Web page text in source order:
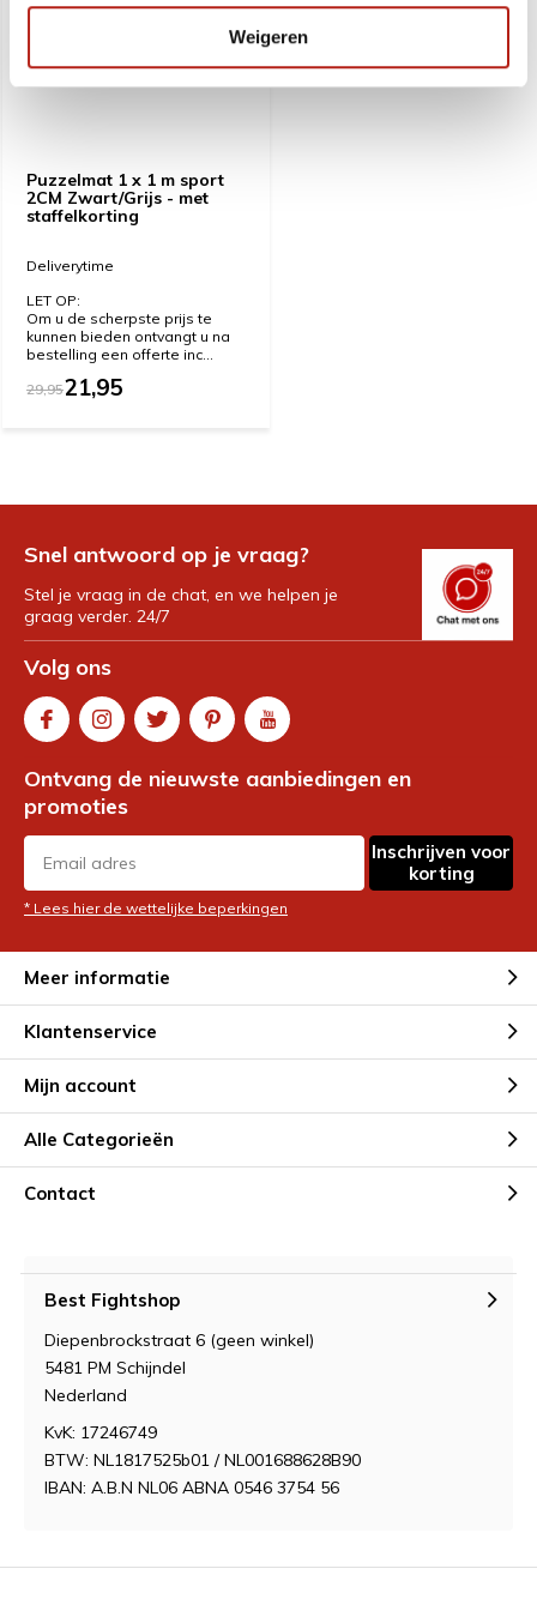
Weigeren
Puzzelmat 1 x 1 m sport
2CM Zwart/Grijs - met
staffelkorting
Deliverytime
LET OP:
Om u de scherpste prijs te
kunnen bieden ontvangt u na
bestelling een offerte inc...
29,9521,95
Snel antwoord op je vraag?
Stel je vraag in de chat, en we helpen je
graag verder. 24/7
Volg ons
Ontvang de nieuwste aanbiedingen en
promoties
Inschrijven voor
korting
* Lees hier de wettelijke beperkingen
Meer informatie
Klantenservice
Mijn account
Alle Categorieën
Contact
Best Fightshop
Diepenbrockstraat 6 (geen winkel)
5481 PM Schijndel
Nederland
KvK: 17246749
BTW: NL1817525b01 / NL001688628B90
IBAN: A.B.N NL06 ABNA 0546 3754 56